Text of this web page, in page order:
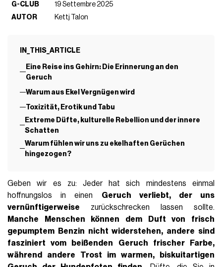
G-CLUB
19 Settembre 2025
AUTOR
Kettj Talon
IN_THIS_ARTICLE
Eine Reise ins Gehirn: Die Erinnerung an den
Geruch
Warum aus Ekel Vergnügen wird
Toxizität, Erotik und Tabu
Extreme Düfte, kulturelle Rebellion und der innere
Schatten
Warum fühlen wir uns zu ekelhaften Gerüchen
hingezogen?
Geben wir es zu: Jeder hat sich mindestens einmal
hoffnungslos in einen Geruch verliebt, der uns
vernünftigerweise zurückschrecken lassen sollte.
Manche Menschen können dem
Duft von frisch
gepumptem Benzin nicht widerstehen, andere sind
fasziniert vom beißenden Geruch frischer Farbe,
während andere Trost im warmen, biskuitartigen